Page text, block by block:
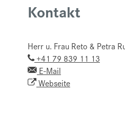
Kontakt
Herr u. Frau Reto & Petra
+41 79 839 11 13
E-Mail
Webseite